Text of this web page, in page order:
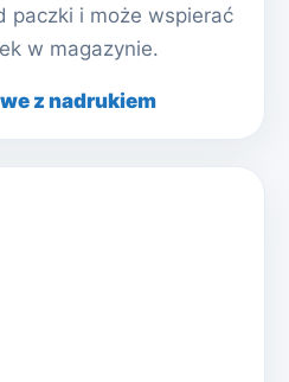
paczki i może wspierać
w magazynie.
z nadrukiem